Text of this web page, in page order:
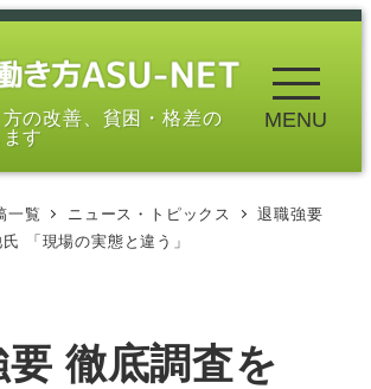
の改善、貧困・格差の
す
MENU
一覧 ニュース・トピックス
退職強要
「現場の実態と違う」
徹底調査を